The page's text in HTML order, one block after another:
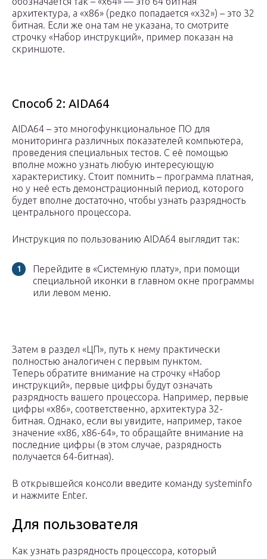
архитектура, а «x86» (редко попадается «x32») – это 32
битная. Если же она там не указана, то смотрите
строчку «Набор инструкций», пример показан на
скриншоте.
Способ 2: AIDA64
AIDA64 – это многофункциональное ПО для
мониторинга различных показателей компьютера,
проведения специальных тестов. С её помощью
вполне можно узнать любую интересующую
характеристику. Стоит помнить – программа платная,
но у неё есть демонстрационный период, которого
будет вполне достаточно, чтобы узнать разрядность
центрального процессора.
Инструкция по пользованию AIDA64 выглядит так:
Перейдите в «Системную плату», при помощи
специальной иконки в главном окне программы
или левом меню.
Затем в раздел «ЦП», путь к нему практически
полностью аналогичен с первым пунктом.
Теперь обратите внимание на строчку «Набор
инструкций», первые цифры будут означать
разрядность вашего процессора. Например, первые
цифры «x86», соответственно, архитектура 32-
битная. Однако, если вы увидите, например, такое
значение «x86, x86-64», то обращайте внимание на
последние цифры (в этом случае, разрядность
получается 64-битная).
В открывшейся консоли введите команду systeminfo
и нажмите Enter.
Для пользователя
Как узнать разрядность процессора, который